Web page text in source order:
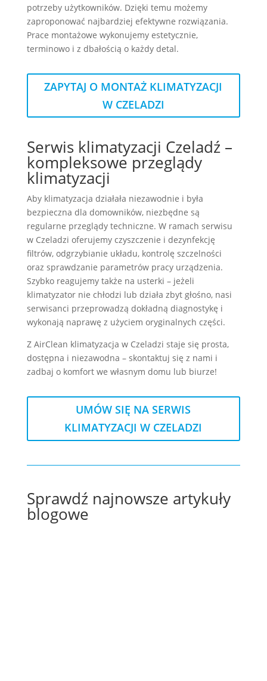
potrzeby użytkowników. Dzięki temu możemy
zaproponować najbardziej efektywne rozwiązania.
Prace montażowe wykonujemy estetycznie,
terminowo i z dbałością o każdy detal.
ZAPYTAJ O MONTAŻ KLIMATYZACJI
W CZELADZI
Serwis klimatyzacji Czeladź –
kompleksowe przeglądy
klimatyzacji
Aby klimatyzacja działała niezawodnie i była
bezpieczna dla domowników, niezbędne są
regularne przeglądy techniczne. W ramach serwisu
w Czeladzi oferujemy czyszczenie i dezynfekcję
filtrów, odgrzybianie układu, kontrolę szczelności
oraz sprawdzanie parametrów pracy urządzenia.
Szybko reagujemy także na usterki – jeżeli
klimatyzator nie chłodzi lub działa zbyt głośno, nasi
serwisanci przeprowadzą dokładną diagnostykę i
wykonają naprawę z użyciem oryginalnych części.
Z AirClean klimatyzacja w Czeladzi staje się prosta,
dostępna i niezawodna – skontaktuj się z nami i
zadbaj o komfort we własnym domu lub biurze!
UMÓW SIĘ NA SERWIS
KLIMATYZACJI W CZELADZI
Sprawdź najnowsze artykuły
blogowe